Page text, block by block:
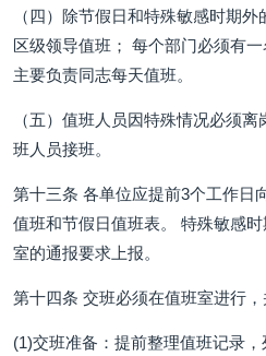
（四）除节假日和特殊敏感时期
区级领导值班； 每个部门必须有
主要负责同志每天值班。
（五）值班人员因特殊情况必须
班人员接班。
第十三条 各单位应提前3个工作日
值班和节假日值班表。 特殊敏感
室的通报要求上报。
第十四条 交班必须在值班室进行，
(1)交班准备：提前整理值班记录